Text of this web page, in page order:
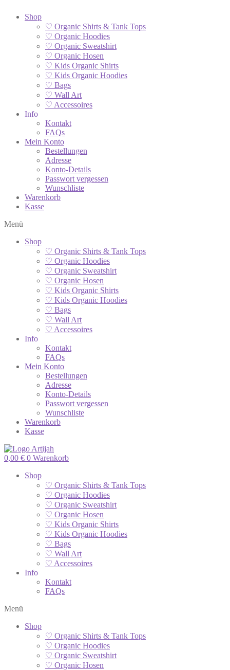
Shop
♡ Organic Shirts & Tank Tops
♡ Organic Hoodies
♡ Organic Sweatshirt
♡ Organic Hosen
♡ Kids Organic Shirts
♡ Kids Organic Hoodies
♡ Bags
♡ Wall Art
♡ Accessoires
Info
Kontakt
FAQs
Mein Konto
Bestellungen
Adresse
Konto-Details
Passwort vergessen
Wunschliste
Warenkorb
Kasse
Menü
Shop
♡ Organic Shirts & Tank Tops
♡ Organic Hoodies
♡ Organic Sweatshirt
♡ Organic Hosen
♡ Kids Organic Shirts
♡ Kids Organic Hoodies
♡ Bags
♡ Wall Art
♡ Accessoires
Info
Kontakt
FAQs
Mein Konto
Bestellungen
Adresse
Konto-Details
Passwort vergessen
Wunschliste
Warenkorb
Kasse
0,00 € 0 Warenkorb
Shop
♡ Organic Shirts & Tank Tops
♡ Organic Hoodies
♡ Organic Sweatshirt
♡ Organic Hosen
♡ Kids Organic Shirts
♡ Kids Organic Hoodies
♡ Bags
♡ Wall Art
♡ Accessoires
Info
Kontakt
FAQs
Menü
Shop
♡ Organic Shirts & Tank Tops
♡ Organic Hoodies
♡ Organic Sweatshirt
♡ Organic Hosen